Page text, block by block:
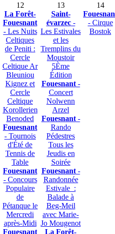
12
La Forêt-
Fouesnant
- Les Nuits
Celtiques
de Peniti :
Cercle
Celtique Ar
Bleuniou
Kignez et
Cercle
Celtique
Korollerien
Benoded
Fouesnant
- Tournois
d'Été de
Tennis de
Table
Fouesnant
- Concours
Populaire
de
Pétanque le
Mercredi
après-Midi
Fouesnant
13
Saint-
évarzec-
Les Estivales
et les
Tremplins du
Moustoir
5Ème
Édition
Fouesnant-
Concert
Nolwenn
Arzel
Fouesnant-
Rando
Pédestres
Tous les
Jeudis en
Soirée
Fouesnant-
Randonnée
Estivale :
Balade à
Beg-Meil
avec Marie-
Jo Mougenot
La Forêt-
14
- Cirque
Bostok